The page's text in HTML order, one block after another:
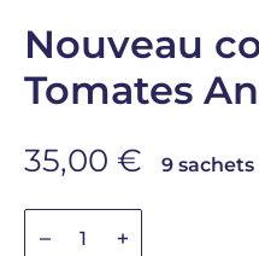
Nouveau
Tomates
Prix de vente
35,00 € 9